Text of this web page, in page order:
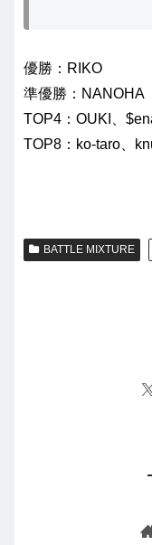
優勝：RIKO
準優勝：NANOHA
TOP4：OUKI、
TOP8：ko-taro、
BATTLE MIXTURE